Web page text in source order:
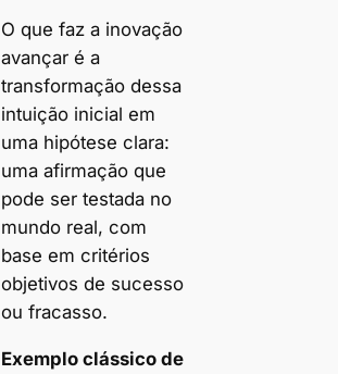
O que faz a inovação
avançar é a
transformação dessa
intuição inicial em
uma hipótese clara:
uma afirmação que
pode ser testada no
mundo real, com
base em critérios
objetivos de sucesso
ou fracasso.
Exemplo clássico de